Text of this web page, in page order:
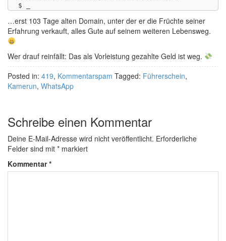
…erst 103 Tage alten Domain, unter der er die Früchte seiner
Erfahrung verkauft, alles Gute auf seinem weiteren Lebensweg.
Wer drauf reinfällt: Das als Vorleistung gezahlte Geld ist weg.
Posted in: 419, Kommentarspam Tagged: Führerschein,
Kamerun, WhatsApp
Schreibe einen Kommentar
Deine E-Mail-Adresse wird nicht veröffentlicht. Erforderliche
Felder sind mit * markiert
Kommentar*